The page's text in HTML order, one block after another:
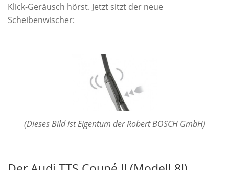
Klick-Geräusch hörst. Jetzt sitzt der neue
Scheibenwischer:
(Dieses Bild ist Eigentum der Robert BOSCH GmbH)